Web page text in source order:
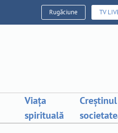
Rugăciune TV
Viața
spirituală